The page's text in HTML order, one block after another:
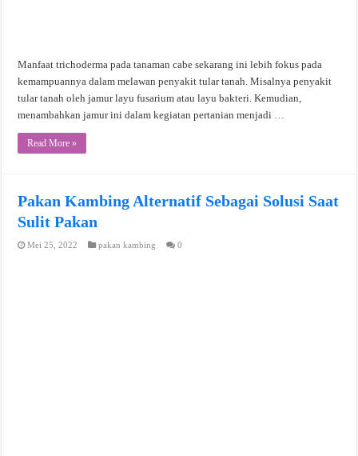
Manfaat trichoderma pada tanaman cabe sekarang ini lebih fokus pada
kemampuannya dalam melawan penyakit tular tanah. Misalnya penyakit
tular tanah oleh jamur layu fusarium atau layu bakteri. Kemudian,
menambahkan jamur ini dalam kegiatan pertanian menjadi …
Read More »
Pakan Kambing Alternatif Sebagai Solusi Saat
Sulit Pakan
Mei 25, 2022 pakan kambing 0